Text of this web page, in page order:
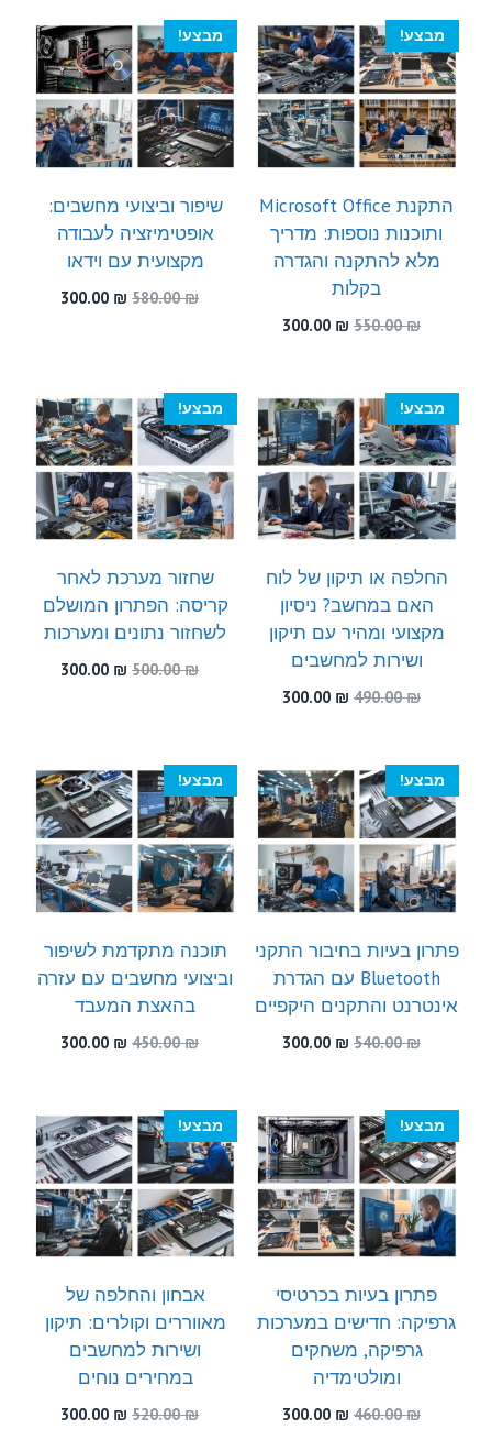
470.00 ₪.
300.00 ₪.
470.00 ₪.
300.00 ₪.
מבצע!
התקנת Microsoft Office
ותוכנות נוספות: מדריך
מלא להתקנה והגדרה
בקלות
550.00₪
המחיר
300.00 ₪
300.00 ₪.
מבצע!
שיפור וביצועי מחשבים:
אופטימיזציה לעבודה
מקצועית עם וידאו
580.00₪
המחיר
300.00 ₪
המחיר
מבצע!
החלפה או תיקון של לוח
האם במחשב? ניסיון
מקצועי ומהיר עם תיקון
ושירות למחשבים
490.00₪
המחיר
490.00 ₪.
300.00 ₪
300.00 ₪.
מבצע!
שחזור מערכת לאחר
קריסה: הפתרון המושלם
לשחזור נתונים ומערכות
500.00₪
המחיר
300.00 ₪
המחיר
מבצע!
פתרון בעיות בחיבור התקני
Bluetooth עם הגדרת
אינטרנט והתקנים היקפיים
540.00₪
המחיר
300.00 ₪
300.00 ₪.
מבצע!
תוכנה מתקדמת לשיפור
וביצועי מחשבים עם עזרה
בהאצת המעבד
450.00₪
המחיר
300.00 ₪
המחיר
מבצע!
פתרון בעיות בכרטיסי
גרפיקה: חדישים במערכות
גרפיקה, משחקים
ומולטימדיה
460.00₪
המחיר
300.00 ₪
מבצע!
אבחון והחלפה של
מאווררים וקולרים: תיקון
ושירות למחשבים
במחירים נוחים
520.00₪
המחיר
300.00 ₪
המחיר